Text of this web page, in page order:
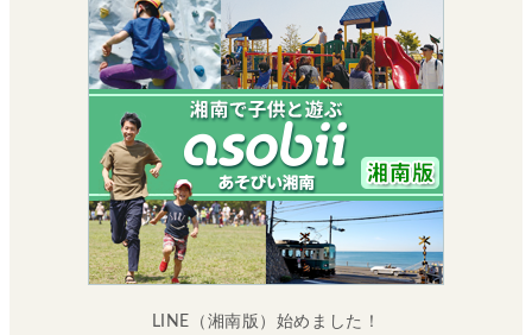
LINE（湘南版）始めました！